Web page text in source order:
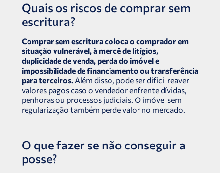
Quais os riscos de comprar sem
escritura?
Comprar sem escritura coloca o comprador em
situação vulnerável, à mercê de litígios,
duplicidade de venda, perda do imóvel e
impossibilidade de financiamento ou transferência
para terceiros. Além disso, pode ser difícil reaver
valores pagos caso o vendedor enfrente dívidas,
penhoras ou processos judiciais. O imóvel sem
regularização também perde valor no mercado.
O que fazer se não conseguir a
posse?